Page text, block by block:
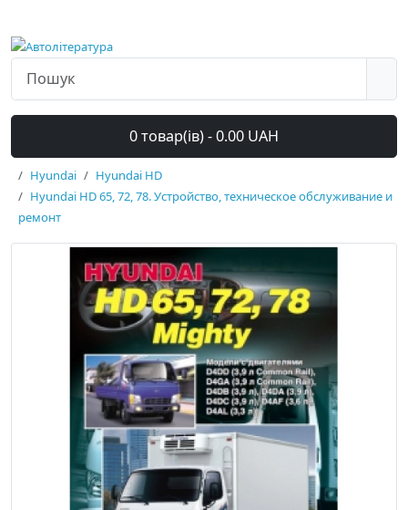
0 товар(ів) - 0.00 UAH
Hyundai
Hyundai HD
Hyundai HD 65, 72, 78. Устройство, техническое обслуживание и
ремонт